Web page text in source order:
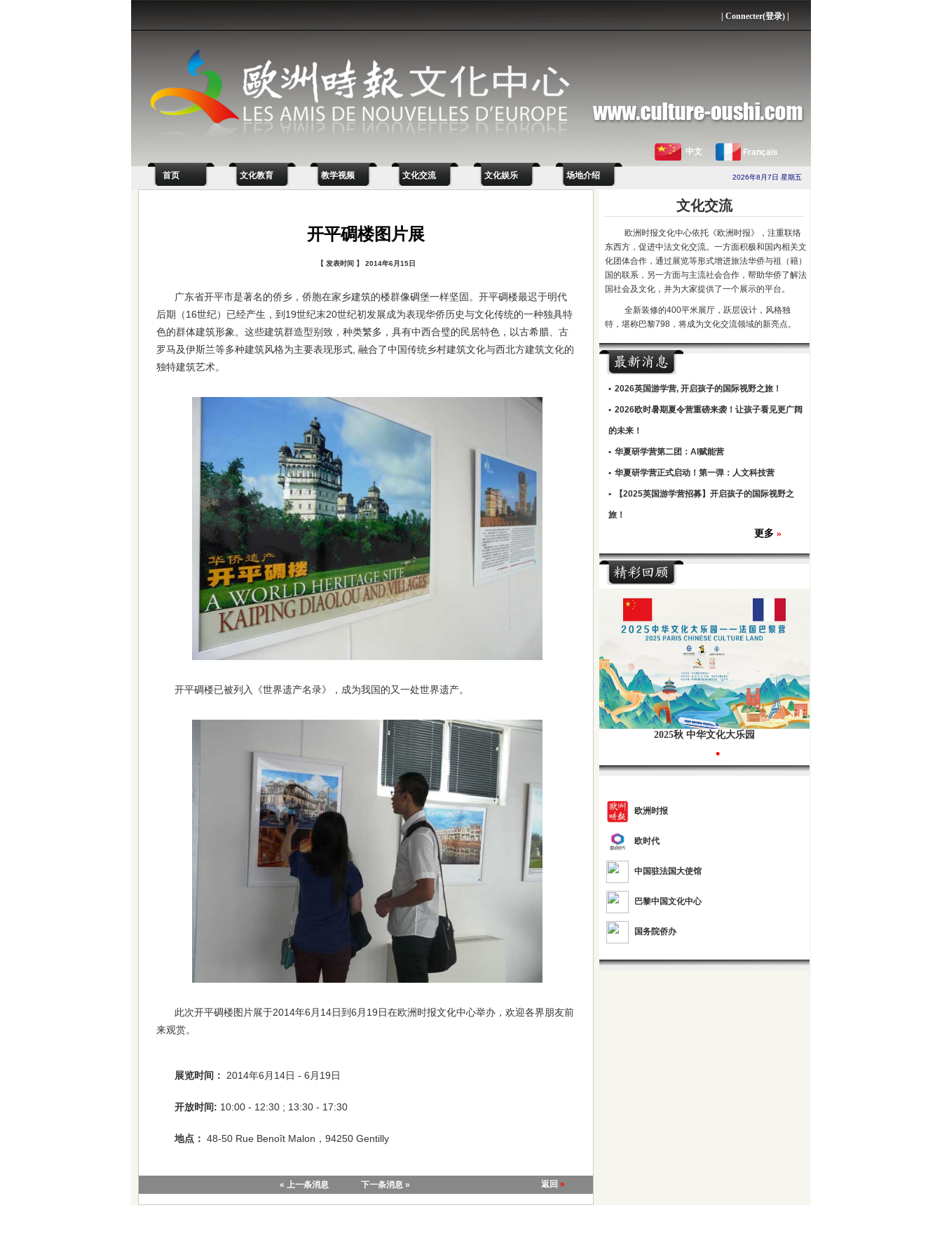
Connecter(登录)
中文 Français
首页 文化教育 教学视频 文化交流 文化娱乐 场地介绍 2026年8月7日 星期五
开平碉楼图片展
【 发表时间 】 2014年6月15日
广东省开平市是著名的侨乡，侨胞在家乡建筑的楼群像碉堡一样坚固。开平碉楼最迟于明代
后期（16世纪）已经产生，到19世纪末20世纪初发展成为表现华侨历史与文化传统的一种独具特
色的群体建筑形象。这些建筑群造型别致，种类繁多，具有中西合璧的民居特色，以古希腊、古
罗马及伊斯兰等多种建筑风格为主要表现形式, 融合了中国传统乡村建筑文化与西北方建筑文化的
独特建筑艺术。
开平碉楼已被列入《世界遗产名录》，成为我国的又一处世界遗产。
此次开平碉楼图片展于2014年6月14日到6月19日在欧洲时报文化中心举办，欢迎各界朋友前
来观赏。
展览时间： 2014年6月14日 - 6月19日
开放时间: 10:00 - 12:30 ; 13:30 - 17:30
地点： 48-50 Rue Benoît Malon，94250 Gentilly
« 上一条消息 下一条消息 » 返回 »
文化交流
欧洲时报文化中心依托《欧洲时报》，注重联络
东西方，促进中法文化交流。一方面积极和国内相关文
化团体合作，通过展览等形式增进旅法华侨与祖（籍）
国的联系，另一方面与主流社会合作，帮助华侨了解法
国社会及文化，并为大家提供了一个展示的平台。
全新装修的400平米展厅，跃层设计，风格独
特，堪称巴黎798，将成为文化交流领域的新亮点。
• 2026英国游学营, 开启孩子的国际视野之旅！
• 2026欧时暑期夏令营重磅来袭！让孩子看见更广阔
的未来！
• 华夏研学营第二团：AI赋能营
• 华夏研学营正式启动！第一弹：人文科技营
• 【2025英国游学营招募】开启孩子的国际视野之
旅！
更多 »
2025秋 中华文化大乐园
•
欧洲时报
欧时代
中国驻法国大使馆
巴黎中国文化中心
国务院侨办